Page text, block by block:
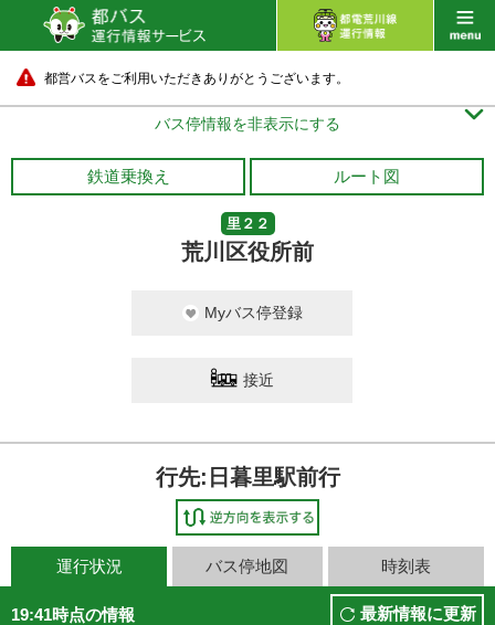
都営バスをご利用いただきありがとうございます。
バス停情報を非表示にする 
鉄道乗換え ルート図
里２２
荒川区役所前
Myバス停登録
接近
行先:日暮里駅前行
運行状況 バス停地図 時刻表
19:41時点の情報 最新情報に更新